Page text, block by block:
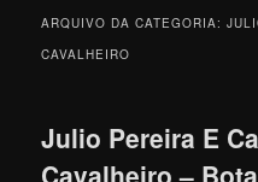
ARQUIVO DA CATEGORIA:
CAVALHEIRO
Julio Pereira E